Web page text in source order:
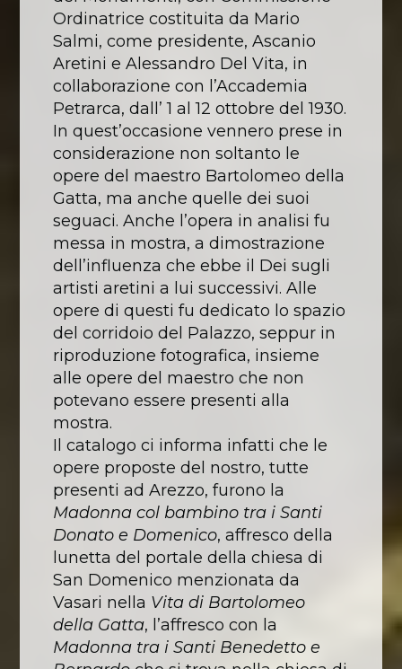
Ordinatrice costituita da Mario
Salmi, come presidente, Ascanio
Aretini e Alessandro Del Vita, in
collaborazione con l’Accademia
Petrarca, dall’ 1 al 12 ottobre del 1930.
In quest’occasione vennero prese in
considerazione non soltanto le
opere del maestro Bartolomeo della
Gatta, ma anche quelle dei suoi
seguaci. Anche l’opera in analisi fu
messa in mostra, a dimostrazione
dell’influenza che ebbe il Dei sugli
artisti aretini a lui successivi. Alle
opere di questi fu dedicato lo spazio
del corridoio del Palazzo, seppur in
riproduzione fotografica, insieme
alle opere del maestro che non
potevano essere presenti alla
mostra.
Il catalogo ci informa infatti che le
opere proposte del nostro, tutte
presenti ad Arezzo, furono la
Madonna col bambino tra i Santi
Donato e Domenico, affresco della
lunetta del portale della chiesa di
San Domenico menzionata da
Vasari nella Vita di Bartolomeo
della Gatta, l’affresco con la
Madonna tra i Santi Benedetto e